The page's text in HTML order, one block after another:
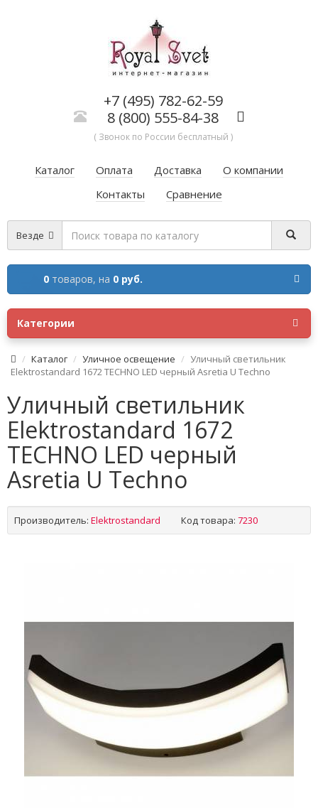
+7 (495) 782-62-59
8 (800) 555-84-38
( Звонок по России бесплатный )
Каталог Оплата Доставка
О компании
Контакты
Сравнение
Везде
0 товаров, на 0 руб.
Категории
Каталог Уличное освещение
Уличный светильник
Elektrostandard 1672 TECHNO LED черный Asretia U Techno
Уличный светильник
Elektrostandard 1672
TECHNO LED черный
Asretia U Techno
Производитель: Elektrostandard Код товара: 7230